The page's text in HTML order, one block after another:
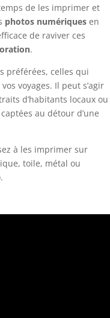
de les imprimer et
photos numériques en
de raviver ces
.
préférées, celles qui
voyages. Il peut s’agir
d’habitants locaux ou
au détour d’une
à les imprimer sur
toile, métal ou
.